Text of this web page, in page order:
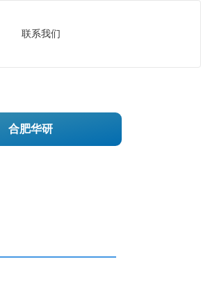
联系我们
合肥华研